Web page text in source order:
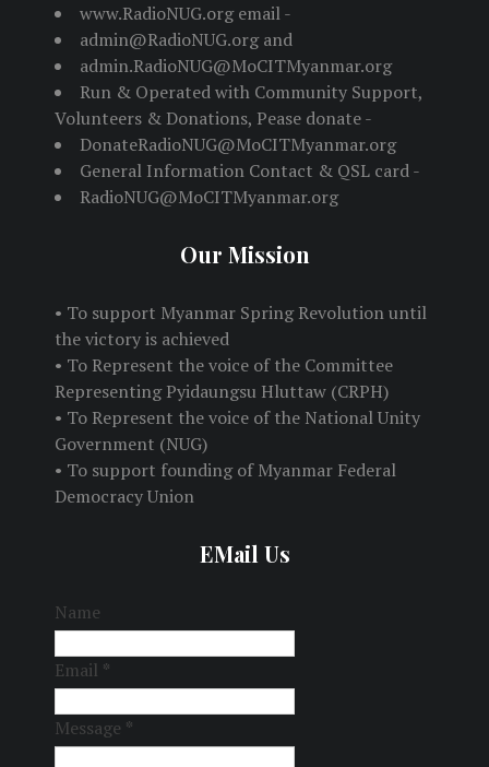
www.RadioNUG.org email -
admin@RadioNUG.org and
admin.RadioNUG@MoCITMyanmar.org
Run & Operated with Community Support,
Volunteers & Donations, Pease donate -
DonateRadioNUG@MoCITMyanmar.org
General Information Contact & QSL card -
RadioNUG@MoCITMyanmar.org
Our Mission
• To support Myanmar Spring Revolution until
the victory is achieved
• To Represent the voice of the Committee
Representing Pyidaungsu Hluttaw (CRPH)
• To Represent the voice of the National Unity
Government (NUG)
• To support founding of Myanmar Federal
Democracy Union
EMail Us
Name
Email *
Message *